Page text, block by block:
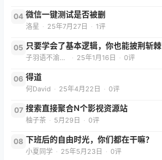
04 微信一键测试是否被删
洛星 · 25年7月27日 · 1评
05 只要学会了基本逻辑，你也能披荆斩棘
子羽语不渝（减肥版） · 25年1月16日 · 0评
06 得道
何David · 25年4月22日 · 0评
07 搜索直接聚合N个影视资源站
柚子茶 · 5月29日 · 0评
08 下班后的自由时光，你们都在干嘛？
小夏同学 · 25年5月23日 · 0评